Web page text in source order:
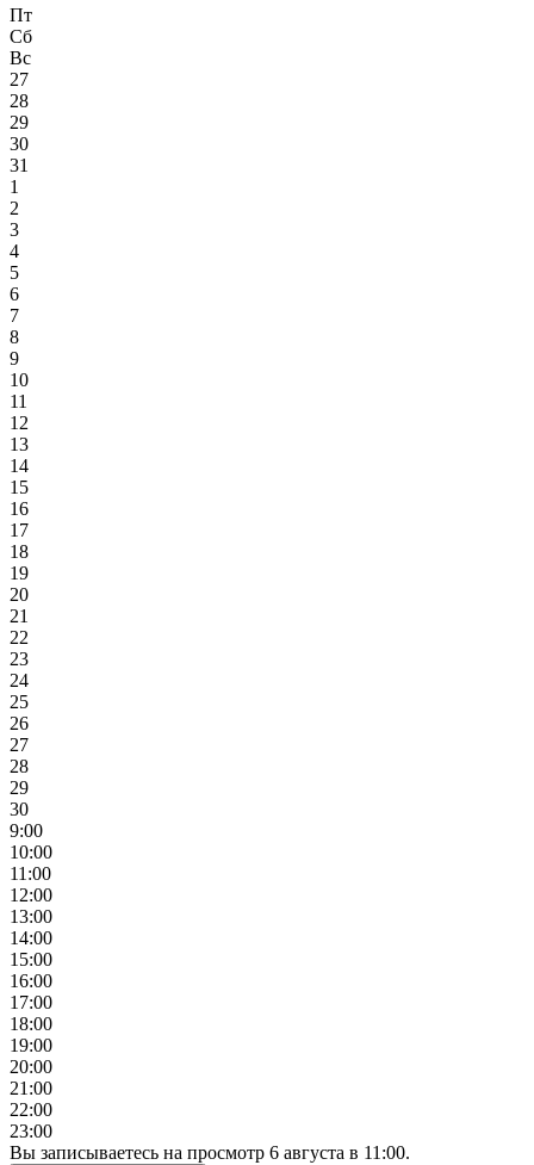
Пт
Сб
Вс
27
28
29
30
31
1
2
3
4
5
6
7
8
9
10
11
12
13
14
15
16
17
18
19
20
21
22
23
24
25
26
27
28
29
30
9:00
10:00
11:00
12:00
13:00
14:00
15:00
16:00
17:00
18:00
19:00
20:00
21:00
22:00
23:00
Вы записываетесь на просмотр 6 августа в 11:00.